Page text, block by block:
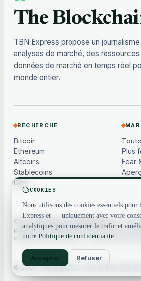
The
TBN Express propose un
analyses de marché, des
données de marché en temps réel
monde entier.
RECHERCHE
Bitcoin
Ethereum
Altcoins
Stablecoins
DeFi
Plus
Fear
Ceci n'est pas un conseil financier.
Le
peuvent être différés ou basés sur des
cryptoactifs sont volatils — faites toujours
© 2026 TBN Express. Tous droits
COOKIES
Nous utilisons des cookies essentiels
Express et — uniquement avec votre
analytiques pour mesurer le trafic et
notre Politique de confidentialité.
Accepter Refuser